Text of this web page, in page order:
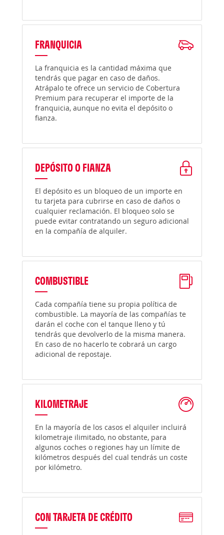
FRANQUICIA
La franquicia es la cantidad máxima que
tendrás que pagar en caso de daños.
Atrápalo te ofrece un servicio de Cobertura
Premium para recuperar el importe de la
franquicia, aunque no evita el depósito o
fianza.
DEPÓSITO O FIANZA
El depósito es un bloqueo de un importe en
tu tarjeta para cubrirse en caso de daños o
cualquier reclamación. El bloqueo solo se
puede evitar contratando un seguro adicional
en la compañía de alquiler.
COMBUSTIBLE
Cada compañía tiene su propia política de
combustible. La mayoría de las compañías te
darán el coche con el tanque lleno y tú
tendrás que devolverlo de la misma manera.
En caso de no hacerlo te cobrará un cargo
adicional de repostaje.
KILOMETRAJE
En la mayoría de los casos el alquiler incluirá
kilometraje ilimitado, no obstante, para
algunos coches o regiones hay un límite de
kilómetros después del cual tendrás un coste
por kilómetro.
CON TARJETA DE CRÉDITO